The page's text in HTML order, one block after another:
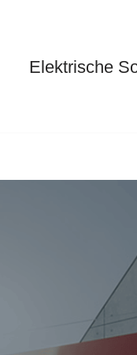
Elektrische